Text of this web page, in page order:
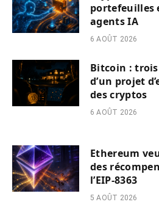
portefeuilles
agents IA
6 AOÛT 2026
Bitcoin : trois
d’un projet
des cryptos
6 AOÛT 2026
Ethereum
des
l’EIP-8363
5 AOÛT 2026